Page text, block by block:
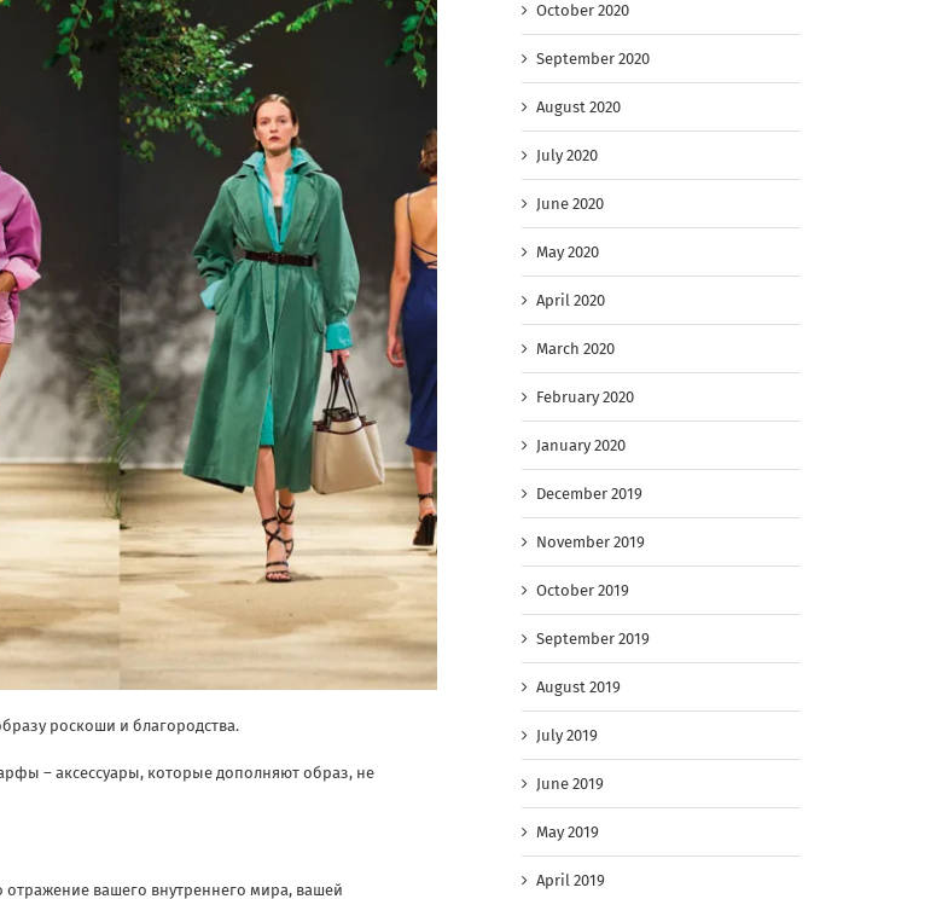
роскоши и благородства.
– аксессуары, которые дополняют образ, не
отражение вашего внутреннего мира, вашей
October 2020
September 2020
August 2020
July 2020
June 2020
May 2020
April 2020
March 2020
February 2020
January 2020
December 2019
November 2019
October 2019
September 2019
August 2019
July 2019
June 2019
May 2019
April 2019